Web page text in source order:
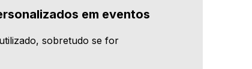
em eventos
sobretudo se for